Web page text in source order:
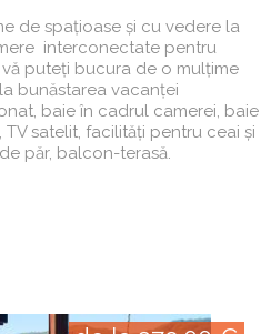
de spațioase și cu vedere la
interconectate pentru
vă puteți bucura de o mulțime
bunăstarea vacanței
baie în cadrul camerei, baie
satelit, facilități pentru ceai și
păr, balcon-terasă.